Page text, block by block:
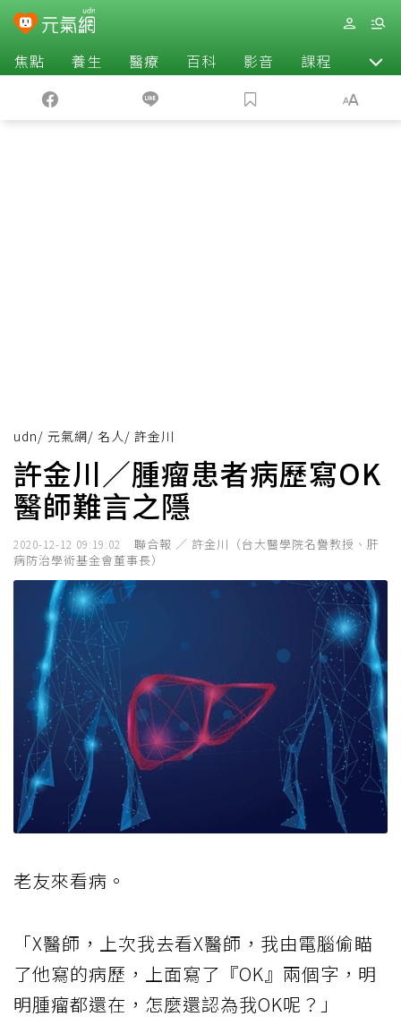
焦點 養生 醫療 百科 影音 課程 退休
udn/ 元氣網/ 名人/ 許金川
許金川／腫瘤患者病歷寫OK
醫師難言之隱
2020-12-12 09:19:02
聯合報 ／ 許金川（台大醫學院名譽教授、肝
病防治學術基金會董事長）
老友來看病。
「X醫師，上次我去看X醫師，我由電腦偷瞄
了他寫的病歷，上面寫了『OK』兩個字，明
明腫瘤都還在，怎麼還認為我OK呢？」